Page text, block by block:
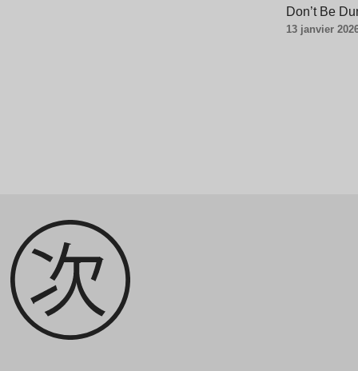
Don’t Be
13 janvier